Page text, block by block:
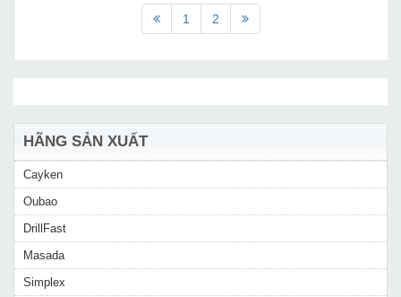
1 2
HÃNG SẢN XUẤT
Cayken
Oubao
DrillFast
Masada
Simplex